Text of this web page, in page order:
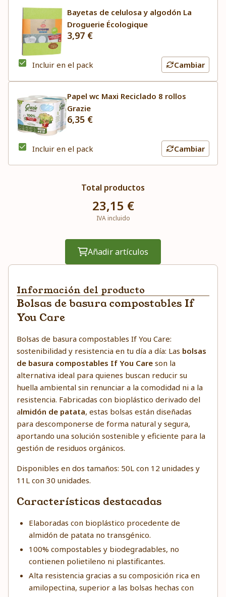
Bayetas de celulosa y algodón La
Droguerie Écologique
3,97 €
Incluir en el pack Cambiar
Papel wc Maxi Reciclado 8 rollos
Grazie
6,35 €
Incluir en el pack Cambiar
Total productos
23,15 €
IVA incluido
Añadir artículos
Información del producto
Bolsas de basura compostables If
You Care
Bolsas de basura compostables If You Care:
sostenibilidad y resistencia en tu día a día: Las bolsas
de basura compostables If You Care son la
alternativa ideal para quienes buscan reducir su
huella ambiental sin renunciar a la comodidad ni a la
resistencia. Fabricadas con bioplástico derivado del
almidón de patata, estas bolsas están diseñadas
para descomponerse de forma natural y segura,
aportando una solución sostenible y eficiente para la
gestión de residuos orgánicos.
Disponibles en dos tamaños: 50L con 12 unidades y
11L con 30 unidades.
Características destacadas
Elaboradas con bioplástico procedente de
almidón de patata no transgénico.
100% compostables y biodegradables, no
contienen polietileno ni plastificantes.
Alta resistencia gracias a su composición rica en
amilopectina, superior a las bolsas hechas con